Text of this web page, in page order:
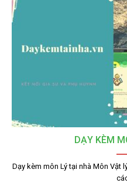
DẠY KÈM
Dạy kèm môn Lý tại nhà Môn Vật